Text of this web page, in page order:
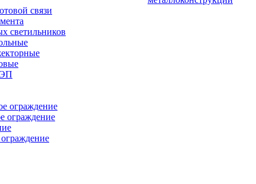
связи
светильников
ограждение
ограждение